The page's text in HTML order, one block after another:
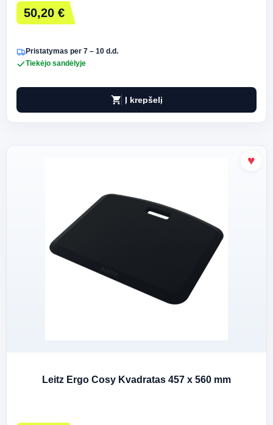
50,20 €
Pristatymas per 7 – 10 d.d.
Tiekėjo sandėlyje
shopping_cart Į krepšelį
Leitz Ergo Cosy Kvadratas 457 x 560 mm